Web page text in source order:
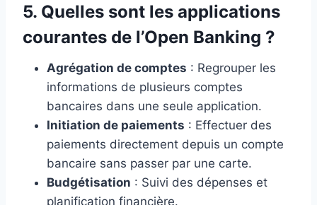
5. Quelles sont les applications
courantes de l’Open Banking ?
Agrégation de comptes : Regrouper les
informations de plusieurs comptes
bancaires dans une seule application.
Initiation de paiements : Effectuer des
paiements directement depuis un compte
bancaire sans passer par une carte.
Budgétisation : Suivi des dépenses et
planification financière.